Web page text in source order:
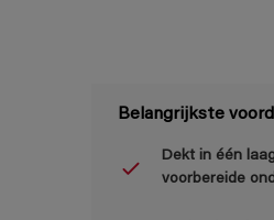
Belangrijkste
Dekt in één
voorbereide